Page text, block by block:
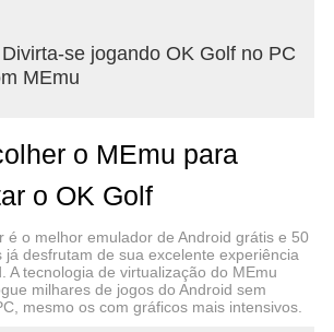
recebe todos os campos novos
no Facebook /playdigious
com o OK Golf, contacta a
apoio ao cliente em
Não te esqueças de
se jogando OK Golf no PC
MEmu
o MEmu para
o OK Golf
é o melhor emulador de Android grátis e 50
já desfrutam de sua excelente experiência
A tecnologia de virtualização do MEmu
milhares de jogos do Android sem
mesmo os com gráficos mais intensivos.